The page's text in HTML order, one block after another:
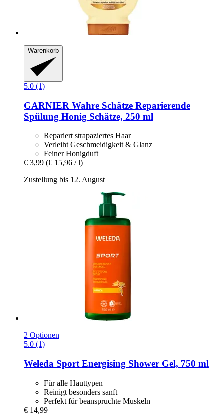
Warenkorb
5.0 (1)
GARNIER Wahre Schätze Reparierende
Spülung Honig Schätze, 250 ml
Repariert strapaziertes Haar
Verleiht Geschmeidigkeit & Glanz
Feiner Honigduft
€ 3,99 (€ 15,96 / l)
Zustellung bis 12. August
2 Optionen
5.0 (1)
Weleda Sport Energising Shower Gel, 750 ml
Für alle Hauttypen
Reinigt besonders sanft
Perfekt für beanspruchte Muskeln
€ 14,99